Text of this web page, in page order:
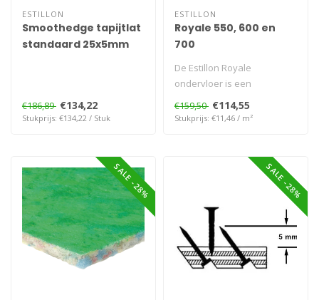
ESTILLON
Smoothedge tapijtlat
standaard 25x5mm
€186,89 €134,22
Stukprijs: €134,22 / Stuk
ESTILLON
Royale 550, 600 en
700
De Estillon Royale
ondervloer is een
duurzame,
geluidsisolerende
€159,50 €114,55
Stukprijs: €11,46 / m²
SALE -28% SALE -28%